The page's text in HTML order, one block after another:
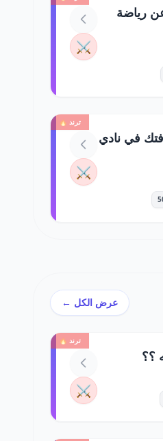
رياضة
⚔️
ترند 🔥
في نادي
⚔️
عرض الكل ←
ترند 🔥
؟؟
⚔️